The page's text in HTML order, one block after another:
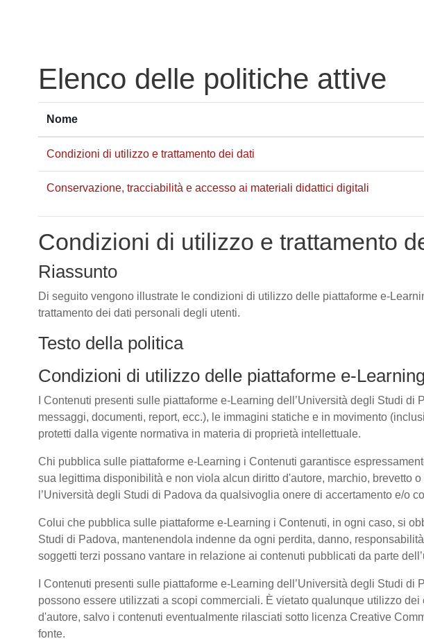
Elenco delle politiche attive
Nome
Condizioni di utilizzo e trattamento dei dati
Conservazione, tracciabilità e accesso ai materiali didattici digitali
Condizioni di utilizzo e trattamento
Riassunto
Di seguito vengono illustrate le condizioni di utilizzo delle piattaforme e-
trattamento dei dati personali degli utenti.
Testo della politica
Condizioni di utilizzo delle piattaforme e-Learning
I Contenuti presenti sulle piattaforme e-Learning dell’Università degli Studi
messaggi, documenti, report, ecc.), le immagini statiche e in movimento
protetti dalla vigente normativa in materia di proprietà intellettuale.
Chi pubblica sulle piattaforme e-Learning i Contenuti garantisce
sua legittima disponibilità e non viola alcun diritto d'autore, marchio, brevetto
l’Università degli Studi di Padova da qualsivoglia onere di accertamento e/o
Colui che pubblica sulle piattaforme e-Learning i Contenuti, in ogni caso, si
Studi di Padova, mantenendola indenne da ogni perdita, danno,
soggetti terzi possano vantare in relazione ai contenuti pubblicati da parte
I Contenuti presenti sulle piattaforme e-Learning dell’Università degli Studi
possono essere utilizzati a scopi commerciali. È vietato qualunque utilizzo
d'autore, salvo i contenuti eventualmente rilasciati sotto licenza Creative
fonte.